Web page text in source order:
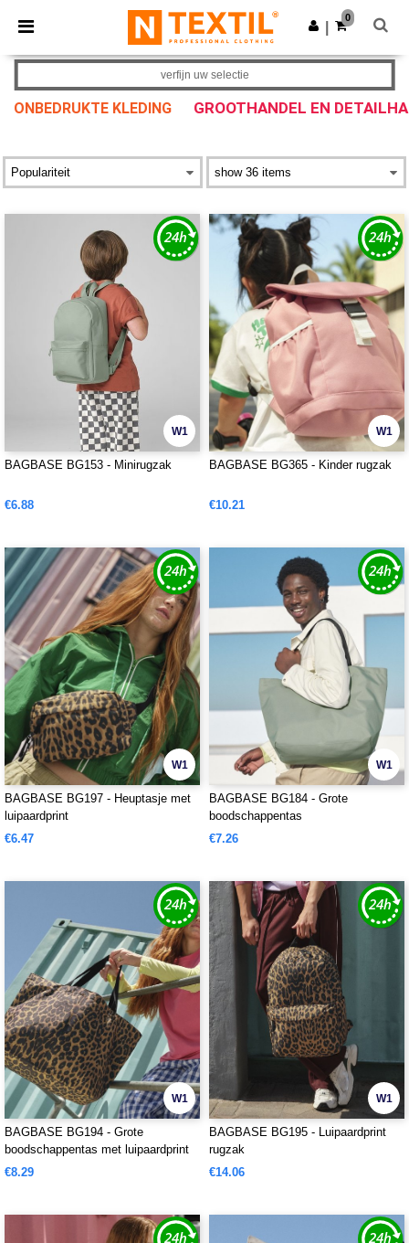
× Ntextil-app
Betere prijzen in de app!
Download app
0
ONBEDRUKTE KLEDING GROOTHANDEL EN
verfijn uw selectie
W1
BAGBASE BG153 - Minirugzak
€6.88
W1
BAGBASE BG365 - Kinder rugzak
€10.21
W1
BAGBASE BG197 - Heuptasje met
luipaardprint
€6.47
W1
BAGBASE BG184 - Grote
boodschappentas
€7.26
W1
BAGBASE BG194 - Grote
boodschappentas met luipaardprint
€8.29
W1
BAGBASE BG195 - Luipaardprint
rugzak
€14.06